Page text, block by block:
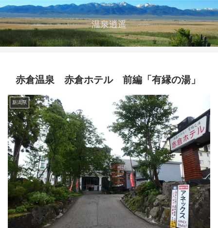
温泉逍遥
赤倉温泉 赤倉ホテル 前編「有縁の湯」
新潟県